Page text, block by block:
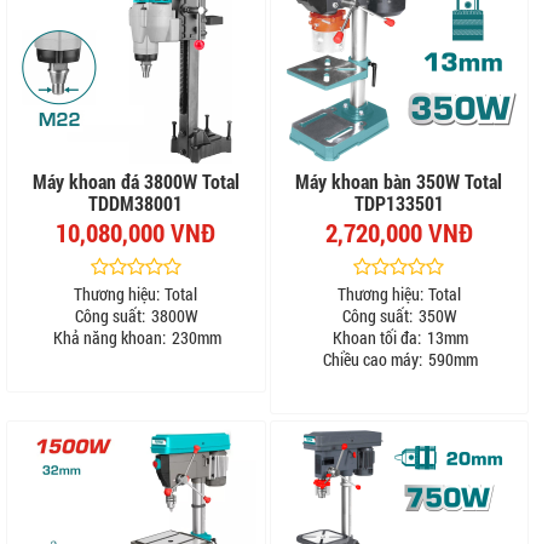
Máy khoan đá 3800W Total
TDDM38001
10,080,000 VNĐ
Thương hiệu: Total
Công suất: 3800W
Khả năng khoan: 230mm
Máy khoan bàn 350W Total
TDP133501
2,720,000 VNĐ
Thương hiệu: Total
Công suất: 350W
Khoan tối đa: 13mm
Chiều cao máy: 590mm